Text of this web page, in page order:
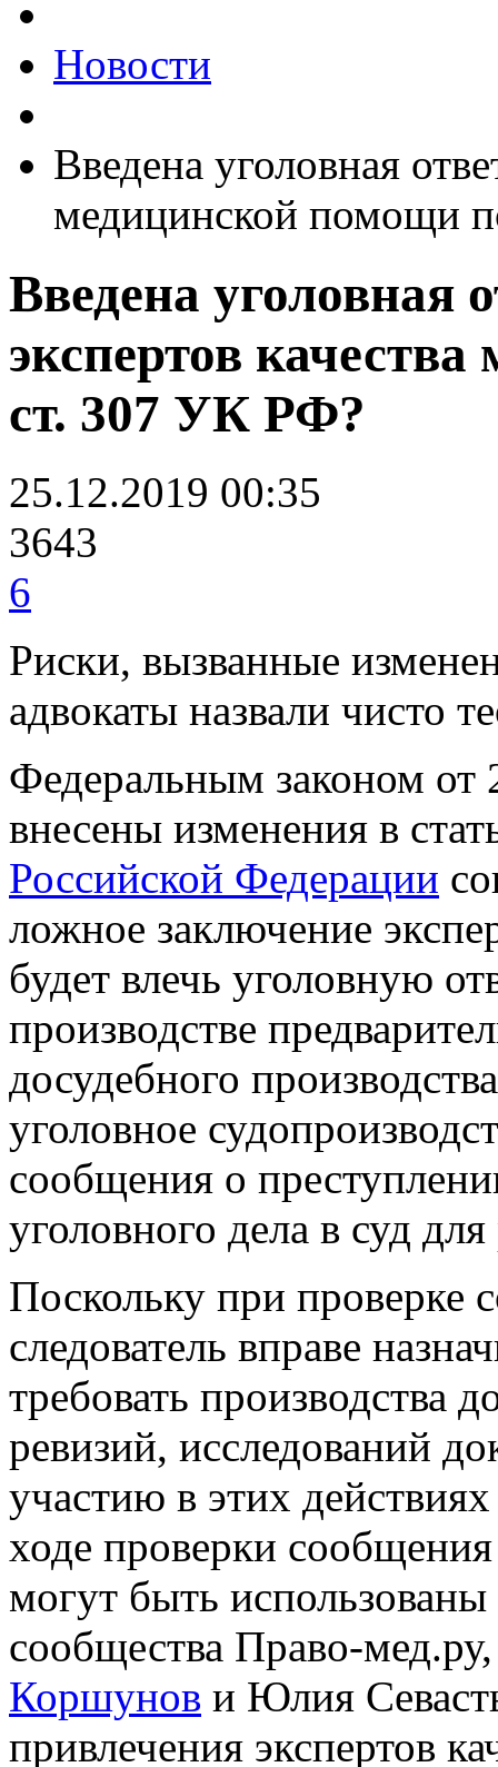
Новости
Введена уголовная
медицинской помощи
Введена уголовная
экспертов
ст. 307 УК РФ?
25.12.2019 00:35
3643
6
Риски, вызванные
адвокаты назвали чисто
Федеральным законом от
внесены изменения в
Российской Федерации
ложное заключение
будет влечь уголовную
производстве
досудебного
уголовное
сообщения о
уголовного дела в суд
Поскольку при проверке
следователь вправе
требовать производства
ревизий, исследований
участию в этих
ходе проверки
могут быть использованы
сообщества Право-
Коршунов и Юлия
привлечения экспертов